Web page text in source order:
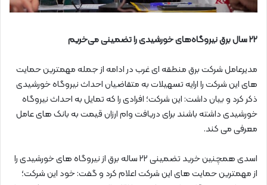
۲۲ سال برق نیروگاه‌های خورشیدی را تضمینی می‌خریم
مدیرعامل شرکت برق منطقه ای غرب در ادامه از جمله مهمترین حمایت
های این شرکت را ارایه تسهیلات به متقاضیان احداث نیروگاه خورشیدی
ذکر کرد و بیان داشت: این شرکت؛ افرادی را که تمایل به احداث نیروگاه
خورشیدی داشته باشند برای دریافت وام ارزان قیمت به بانک های عامل
معرفی می کند.
اسدی همچنین خرید تضمینی ۲۲ ساله برق از نیروگاه های خورشیدی را
از مهمترین حمایت های این شرکت اعلام کرد و گفت: خود این شرکت؛